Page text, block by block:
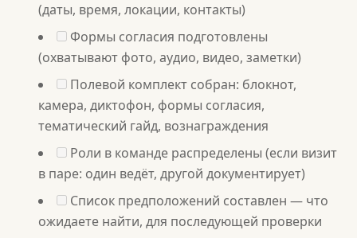
(даты, время, локации, контакты)
Формы согласия подготовлены
(охватывают фото, аудио, видео, заметки)
Полевой комплект собран: блокнот,
камера, диктофон, формы согласия,
тематический гайд, вознаграждения
Роли в команде распределены (если визит
в паре: один ведёт, другой документирует)
Список предположений составлен — что
ожидаете найти, для последующей проверки